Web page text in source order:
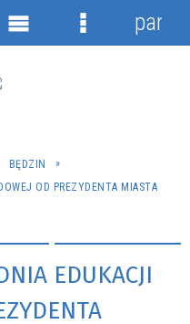
BĘDZIN
OD PREZYDENTA MIASTA
EDUKACJI
Menu
Menu
panel